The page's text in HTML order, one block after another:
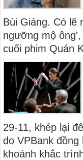
Bùi Giáng. Có lẽ
ngưỡng mộ
cuối phim Quán
29-11, khép lại
do VPBank
khoảnh khắc